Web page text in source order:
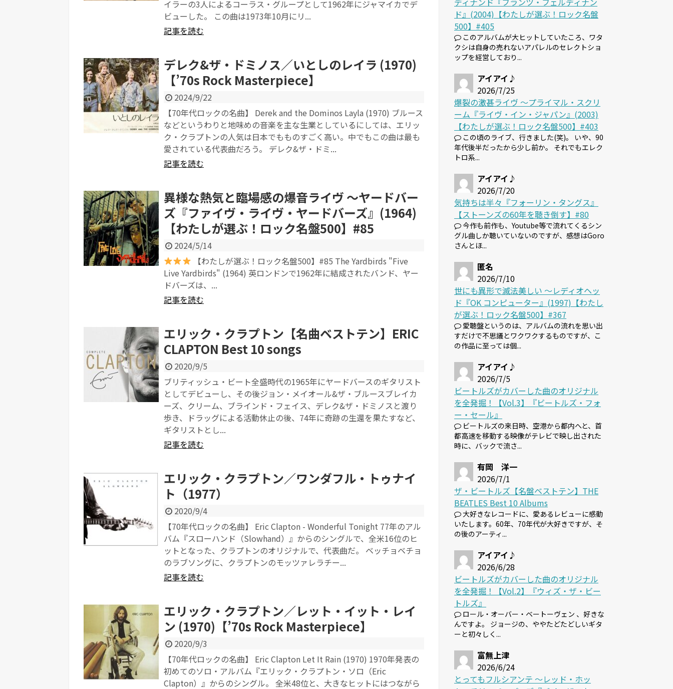
イラーの3人によるコーラス・グループとして1962年にジャマイカでデ
ビューした。 この曲は1973年10月にリ...
記事を読む
デレク&ザ・ドミノス／いとしのレイラ (1970)
【’70s Rock Masterpiece】
2024/9/22
【70年代ロックの名曲】 Derek and the Dominos Layla (1970) ブルース
などというわりと地味めの音楽を主な生業としているにしては、エリッ
ク・クラプトンの人気は日本でもものすごく高い。中でもこの曲は最も
愛されている代表曲だろう。 デレク&ザ・ドミ...
記事を読む
異様な熱気と臨場感の爆音ライヴ 〜ヤードバー
ズ『ファイヴ・ライヴ・ヤードバーズ』(1964)
【わたしが選ぶ！ロック名盤500】#85
2024/5/14
【わたしが選ぶ！ロック名盤500】#85 The Yardbirds "Five
Live Yardbirds" (1964) 英ロンドンで1962年に結成されたバンド、ヤー
ドバーズは、...
記事を読む
エリック・クラプトン【名曲ベストテン】ERIC
CLAPTON Best 10 songs
2020/9/5
ブリティッシュ・ビート全盛時代の1965年にヤードバースのギタリスト
としてデビューし、その後ジョン・メイオール&ザ・ブルースブレイカ
ーズ、クリーム、ブラインド・フェイス、デレク&ザ・ドミノスと渡り
歩き、ドラッグによる活動休止の後、74年に奇跡の生還を果たすなど、
ギタリストとし...
記事を読む
エリック・クラプトン／ワンダフル・トゥナイ
ト（1977）
2020/9/4
【70年代ロックの名曲】 Eric Clapton - Wonderful Tonight 77年のアル
バム『スローハンド（Slowhand）』からのシングルで、全米16位のヒ
ットとなった、クラプトンのオリジナルで、代表曲だ。 ベッチョベチョ
のラブソングに、クラプトンのモッツァレラチー...
記事を読む
エリック・クラプトン／レット・イット・レイ
ン (1970)【’70s Rock Masterpiece】
2020/9/3
【70年代ロックの名曲】 Eric Clapton Let It Rain (1970) 1970年発表の
初めてのソロ・アルバム『エリック・クラプトン・ソロ（Eric
Clapton）』からのシングル。 全米48位と、大きなヒットにはつながら
ド』(2004)【わたしが選ぶ！ロック名盤
500】#405
このアルバムが大ヒットしていたころ、ワタ
クシは自身の売れないアパレルのセレクトショ
ップを経営しており...
アイアイ♪
2026/7/25
爆裂の激甚ライヴ 〜プライマル・スクリ
ーム『ライヴ・イン・ジャパン』(2003)
【わたしが選ぶ！ロック名盤500】#403
この頃のライブ、行きました(笑)。 いや、90
年代後半だったから少し前か。 それでもエレク
トロ系...
アイアイ♪
2026/7/20
気持ちは半々『フォーリン・タングス』
【ストーンズの60年を聴き倒す】#80
今作も前作も、Youtube等で流れてくるシン
グル曲しか聴いていないのですが、感想はGoro
さんとほ...
匿名
2026/7/10
世にも異形で滅法美しい 〜レディオヘッ
ド『OK コンピューター』(1997)【わたし
が選ぶ！ロック名盤500】#367
愛聴盤というのは、アルバムの流れを思い出
すだけで不思議とワクワクするものですが、こ
の作品に至っては個...
アイアイ♪
2026/7/5
ビートルズがカバーした曲のオリジナル
を全発掘！【Vol.3】『ビートルズ・フォ
ー・セール』
ビートルズの来日時、空港から都内へと、首
都高速を移動する映像がテレビで映し出された
時に、バックで流さ...
有岡 洋一
2026/7/1
ザ・ビートルズ【名盤ベストテン】THE
BEATLES Best 10 Albums
大好きなレコードに、愛あるレビューに感動
いたします。60年、70年代が大好きですが、そ
の後のアーティ...
アイアイ♪
2026/6/28
ビートルズがカバーした曲のオリジナル
を全発掘！【Vol.2】『ウィズ・ザ・ビー
トルズ』
ロール・オーバー・ベートーヴェン 、好きな
んですよ。 ジョージの、ややたどたどしいギタ
ーと初々しく...
富無上津
2026/6/24
とってもフルシアンテ 〜レッド・ホッ